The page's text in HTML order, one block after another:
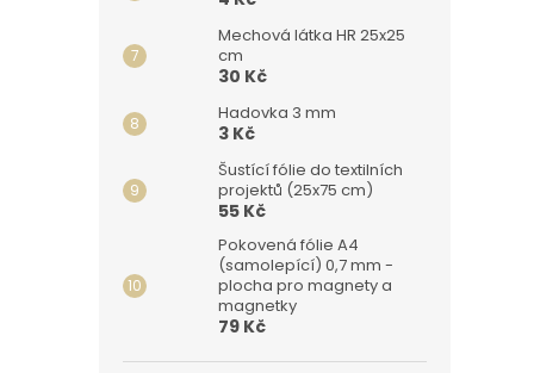
Mechová látka HR 25x25
cm
30 Kč
Hadovka 3 mm
3 Kč
Šustící fólie do textilních
projektů (25x75 cm)
55 Kč
Pokovená fólie A4
(samolepící) 0,7 mm -
plocha pro magnety a
magnetky
79 Kč